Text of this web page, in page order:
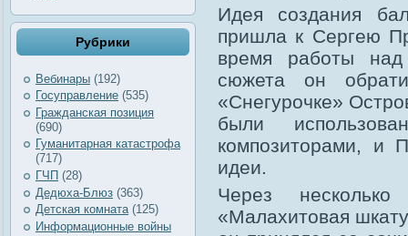
Рубрики
Вебинары (192)
Госуправление (535)
Гражданская позиция
(690)
Гуманитарная катастрофа
(717)
ГЧП (28)
Дедюха-Блюз (363)
Детская комната(125)
Информационные войны
Идея создания
пришла к Сергею
время работы
сюжета он
«Снегурочке»
были
композиторами, и
идеи.
Через
«Малахитовая